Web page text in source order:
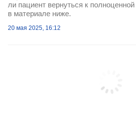
ли пациент вернуться к
в материале ниже.
20 мая 2025, 16:12